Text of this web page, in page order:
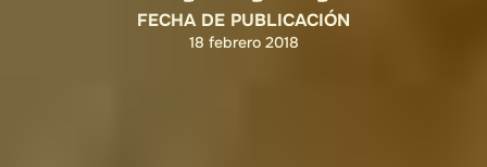
FECHA DE PUBLICACIÓN
18 febrero 2018